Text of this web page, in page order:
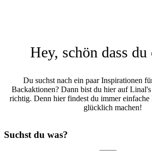
Hey, schön dass du
Du suchst nach ein paar Inspirationen
Backaktionen? Dann bist du hier auf
richtig. Denn hier findest du immer einfache
glücklich machen!
Suchst du was?